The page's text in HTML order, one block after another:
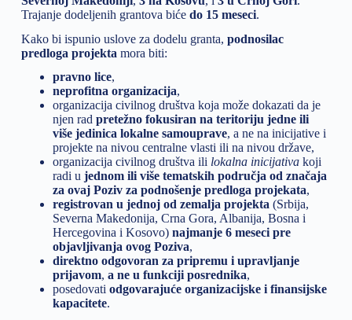
Trajanje dodeljenih grantova biće do 15 meseci.
Kako bi ispunio uslove za dodelu granta, podnosilac
predloga projekta mora biti:
pravno lice,
neprofitna organizacija,
organizacija civilnog društva koja može dokazati da je
njen rad pretežno fokusiran na teritoriju jedne ili
više jedinica lokalne samouprave, a ne na inicijative i
projekte na nivou centralne vlasti ili na nivou države,
organizacija civilnog društva ili lokalna inicijativa koji
radi u jednom ili više tematskih područja od značaja
za ovaj Poziv za podnošenje predloga projekata,
registrovan u jednoj od zemalja projekta (Srbija,
Severna Makedonija, Crna Gora, Albanija, Bosna i
Hercegovina i Kosovo) najmanje 6 meseci pre
objavljivanja ovog Poziva,
direktno odgovoran za pripremu i upravljanje
prijavom, a ne u funkciji posrednika,
posedovati odgovarajuće organizacijske i finansijske
kapacitete.